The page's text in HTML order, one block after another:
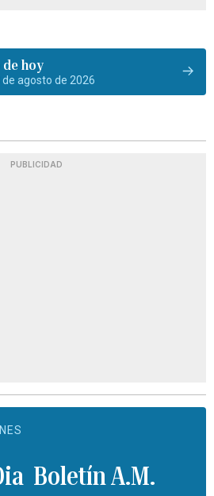
de hoy
de agosto de 2026
PUBLICIDAD
Boletín A.M.